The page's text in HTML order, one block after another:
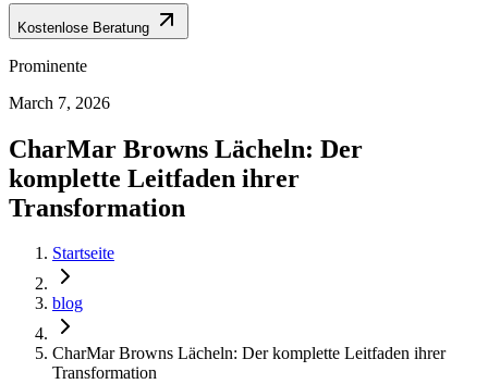
Kostenlose Beratung
Prominente
March 7, 2026
CharMar Browns Lächeln: Der
komplette Leitfaden ihrer
Transformation
Startseite
blog
CharMar Browns Lächeln: Der komplette Leitfaden ihrer
Transformation